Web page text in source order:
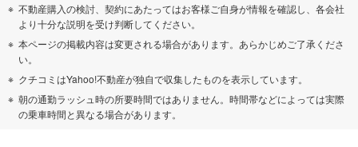
不動産購入の検討、契約にあたってはお客様ご自身が情報を確認し、各会社
より十分な説明を受け判断してください。
本ページの掲載内容は変更される場合があります。あらかじめご了承くださ
い。
クチコミはYahoo!不動産が独自で収集したものを表示しています。
朝の通勤ラッシュ時の所要時間ではありません。時間帯などによっては実際
の乗車時間と異なる場合があります。